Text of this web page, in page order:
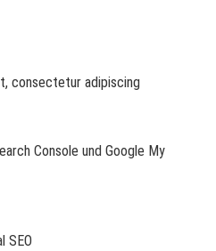
consectetur adipiscing
Console und Google My
SEO